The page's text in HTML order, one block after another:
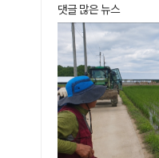
댓글 많은 뉴스